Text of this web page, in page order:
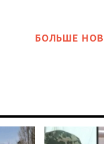
БОЛЬШЕ